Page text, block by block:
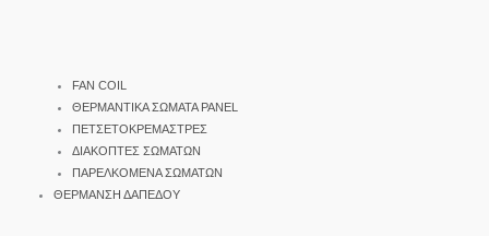
FAN COIL
ΘΕΡΜΑΝΤΙΚΑ ΣΩΜΑΤΑ PANEL
ΠΕΤΣΕΤΟΚΡΕΜΑΣΤΡΕΣ
ΔΙΑΚΟΠΤΕΣ ΣΩΜΑΤΩΝ
ΠΑΡΕΛΚΟΜΕΝΑ ΣΩΜΑΤΩΝ
ΘΕΡΜΑΝΣΗ ΔΑΠΕΔΟΥ